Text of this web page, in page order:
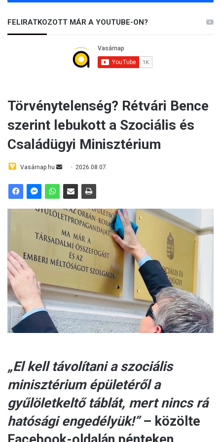
FELIRATKOZOTT MÁR A YOUTUBE-ON?